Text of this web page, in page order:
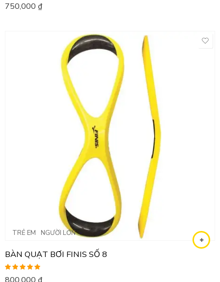
Được xếp
hạng5.00 5
750,000 ₫
TRẺ EM NGƯỜI LỚN
BÀN QUẠT BƠI FINIS SỐ 8
Được xếp